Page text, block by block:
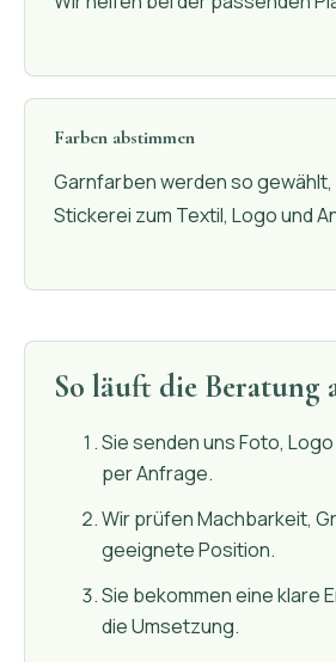
Farben abstimmen
Garnfarben werden so gewählt,
Stickerei zum Textil, Logo und
So läuft die Beratung
Sie senden uns Foto,
per Anfrage.
Wir prüfen Machbarkeit,
geeignete Position.
Sie bekommen eine klare
die Umsetzung.